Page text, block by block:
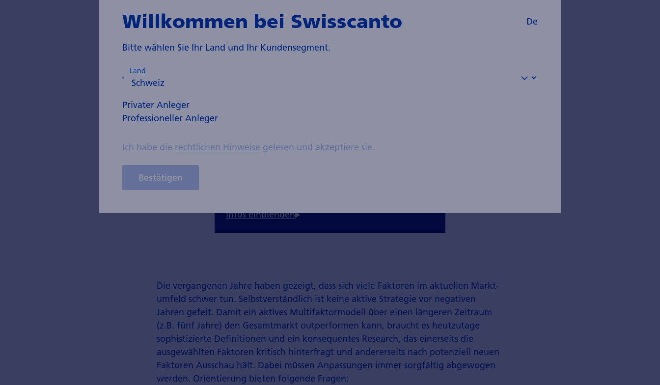
Indexierte Renditen (logarithmierte Skala) der beiden Faktoren Size (Unternehmensgrösse) und Value
(Kursbuchverhältnis) basierend auf der klassischen Faktordefinition von Fama-French (Quellen: aqr.com, Zürcher
Kantonalbank per 31.01.2024).
Die vergangenen Jahre haben gezeigt, dass sich viele Faktoren im aktuellen Markt­
umfeld schwer tun. Selbstverständlich ist keine aktive Strategie vor negativen
Jahren gefeit. Damit ein aktives Multifaktormodell über einen längeren Zeitraum
(z.B. fünf Jahre) den Gesamtmarkt outperformen kann, braucht es heutzutage
sophistizierte Definitionen und ein konsequentes Research, das einerseits die
ausgewählten Faktoren kritisch hinterfragt und andererseits nach potenziell neuen
Faktoren Ausschau hält. Dabei müssen Anpassungen immer sorgfältig abgewogen
werden. Orientierung bieten folgende Fragen:
Willkommen bei Swisscanto De
Bitte wählen Sie Ihr Land und Ihr Kundensegment.
Land
Privater Anleger
Professioneller Anleger
Ich habe die rechtlichen Hinweise gelesen und akzeptiere sie.
Bestätigen